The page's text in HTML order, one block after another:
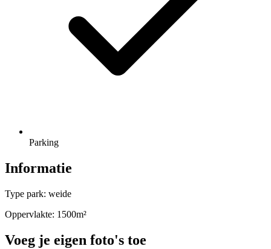
Parking
Informatie
Type park: weide
Oppervlakte: 1500m²
Voeg je eigen foto's toe